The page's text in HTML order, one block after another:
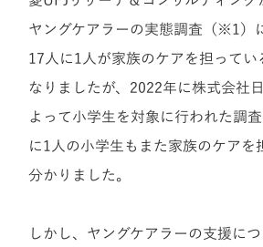
ヤングケアラーの実態調査（※1）
17人に1人が家族のケアを担ってい
なりましたが、2022年に株式会社
よって小学生を対象に行われた調
に1人の小学生もまた家族のケアを
分かりました。
しかし、ヤングケアラーの支援に